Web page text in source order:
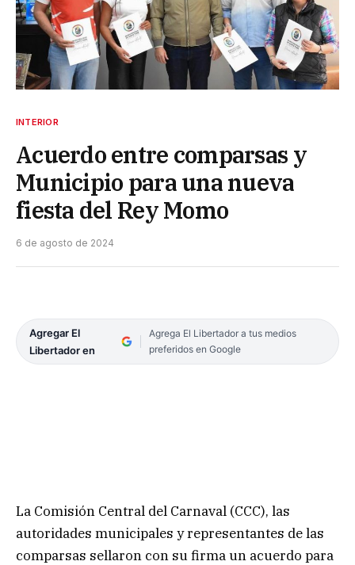
INTERIOR
Acuerdo entre comparsas y
Municipio para una nueva
fiesta del Rey Momo
6 de agosto de 2024
Agregar El
Libertador en
Agrega El Libertador a tus medios
preferidos en Google
La Comisión Central del Carnaval (CCC), las
autoridades municipales y representantes de las
comparsas sellaron con su firma un acuerdo para